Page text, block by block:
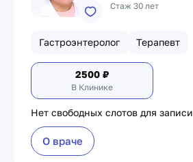
Стаж 30 лет
Гастроэнтеролог Терапевт
2500 ₽
В Клинике
Нет свободных слотов для записи
О враче